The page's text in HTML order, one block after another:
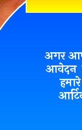
अगर
आवेदन